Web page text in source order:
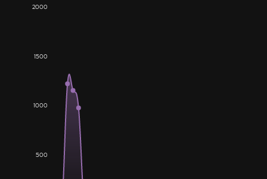
500
1000
1500
2000